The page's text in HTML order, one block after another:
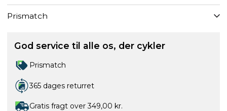
Prismatch
God service til alle os, der cykler
Prismatch
365 dages returret
Gratis fragt over 349,00 kr.